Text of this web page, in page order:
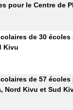
pour le Centre de
de 30
Kivu
de 57
Nord Kivu et Sud